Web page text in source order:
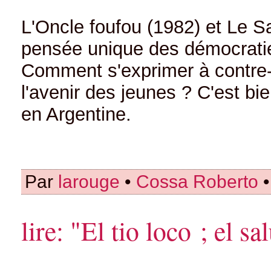
L'Oncle foufou (1982) et Le
pensée unique des
Comment s'exprimer à
l'avenir des jeunes ? C'est
en Argentine.
Par larouge • Cossa Roberto
lire: "El tio loco ; el